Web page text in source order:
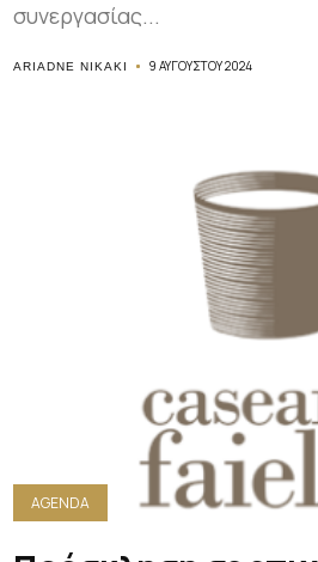
συνεργασίας...
ARIADNE NIKAKI 9 ΑΥΓΟΎΣΤΟΥ 2024
AGENDA